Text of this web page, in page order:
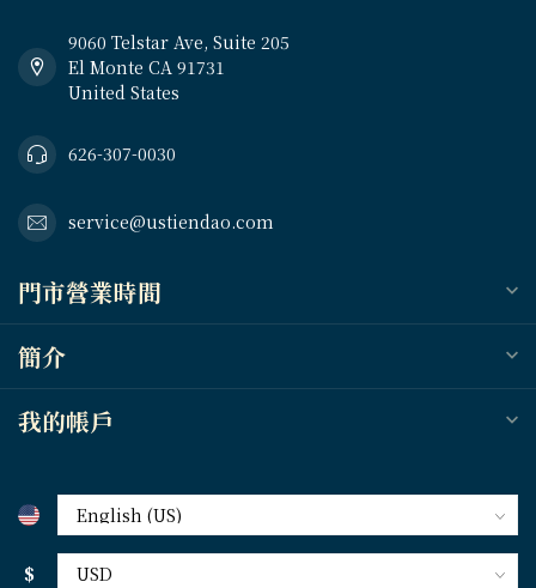
9060 Telstar Ave, Suite 205
El Monte CA 91731
United States
626-307-0030
service@ustiendao.com
門市營業時間
簡介
我的帳戶
$